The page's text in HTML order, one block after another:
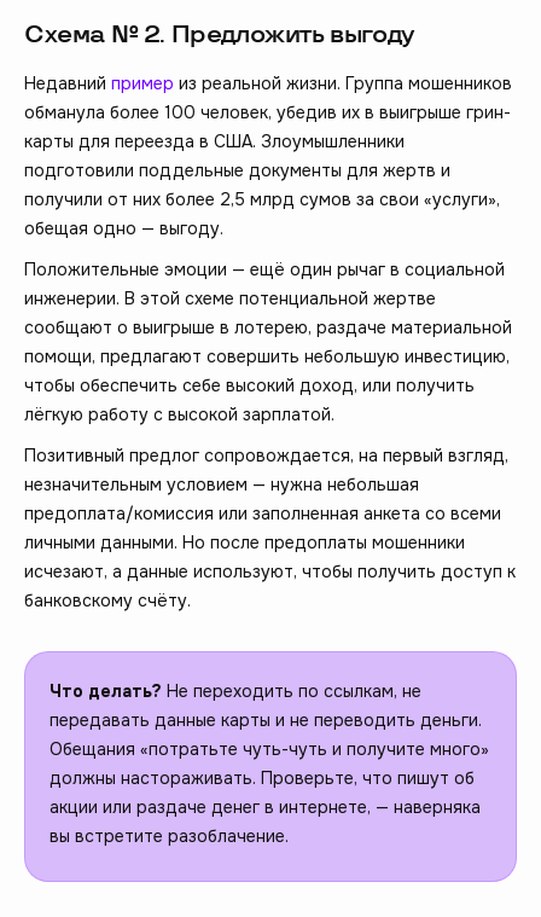
Схема № 2. Предложить выгоду
Недавний пример из реальной жизни. Группа мошенников
обманула более 100 человек, убедив их в выигрыше грин-
карты для переезда в США. Злоумышленники
подготовили поддельные документы для жертв и
получили от них более 2,5 млрд сумов за свои «услуги»,
обещая одно — выгоду.
Положительные эмоции — ещё один рычаг в социальной
инженерии. В этой схеме потенциальной жертве
сообщают о выигрыше в лотерею, раздаче материальной
помощи, предлагают совершить небольшую инвестицию,
чтобы обеспечить себе высокий доход, или получить
лёгкую работу с высокой зарплатой.
Позитивный предлог сопровождается, на первый взгляд,
незначительным условием — нужна небольшая
предоплата/комиссия или заполненная анкета со всеми
личными данными. Но после предоплаты мошенники
исчезают, а данные используют, чтобы получить доступ к
банковскому счёту.
Что делать? Не переходить по ссылкам, не
передавать данные карты и не переводить деньги.
Обещания «потратьте чуть-чуть и получите много»
должны настораживать. Проверьте, что пишут об
акции или раздаче денег в интернете, — наверняка
вы встретите разоблачение.